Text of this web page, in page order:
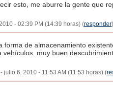
esto, me aburre la gente que
- 02:39 PM (14:39 horas) (responder)
forma de almacenamiento
muy buen
julio 6, 2010 - 11:53 AM (11:53 horas) (